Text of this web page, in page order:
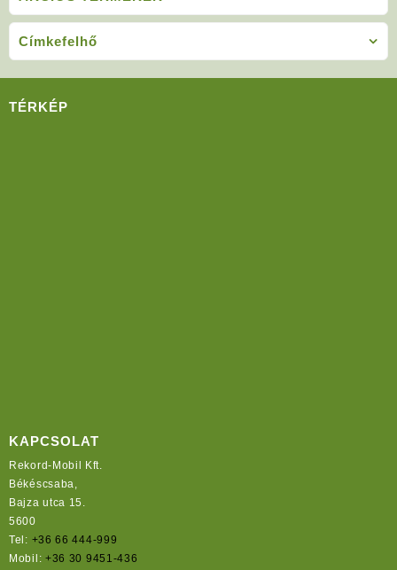
Címkefelhő
TÉRKÉP
KAPCSOLAT
Rekord-Mobil Kft.
Békéscsaba,
Bajza utca 15.
5600
Tel: +36 66 444-999
Mobil: +36 30 9451-436